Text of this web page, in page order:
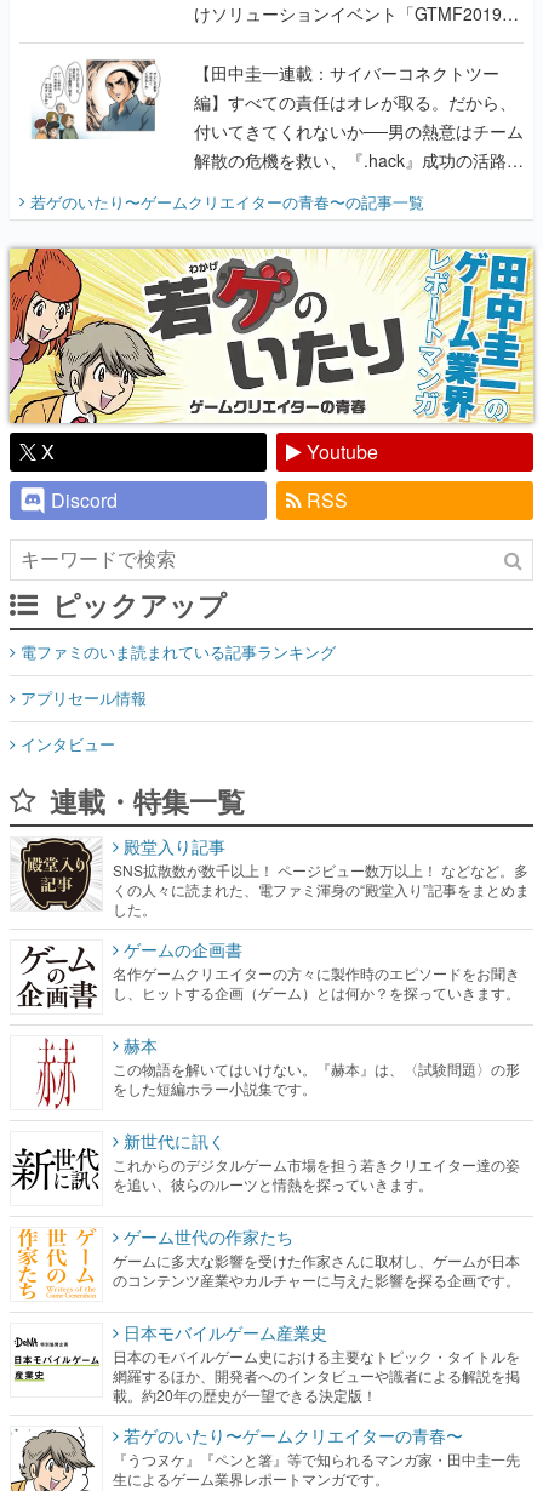
けソリューションイベント「GTMF2019」
に行って、より理解を深めよう【PR】
【田中圭一連載：サイバーコネクトツー
編】すべての責任はオレが取る。だから、
付いてきてくれないか──男の熱意はチーム
解散の危機を救い、『.hack』成功の活路を
開く。業界の快男児・松山 洋に流れる血は
『少年ジャンプ』色だった【若ゲのいた
り】
若ゲのいたり〜ゲームクリエイターの青春〜の記事一覧
X
Youtube
Discord
RSS
ピックアップ
電ファミのいま読まれている記事ランキング
アプリセール情報
インタビュー
連載・特集一覧
殿堂入り記事
SNS拡散数が数千以上！ ページビュー数万以上！ などなど。多
くの人々に読まれた、電ファミ渾身の“殿堂入り”記事をまとめま
した。
ゲームの企画書
名作ゲームクリエイターの方々に製作時のエピソードをお聞き
し、ヒットする企画（ゲーム）とは何か？を探っていきます。
赫本
この物語を解いてはいけない。『赫本』は、〈試験問題〉の形
をした短編ホラー小説集です。
新世代に訊く
これからのデジタルゲーム市場を担う若きクリエイター達の姿
を追い、彼らのルーツと情熱を探っていきます。
ゲーム世代の作家たち
ゲームに多大な影響を受けた作家さんに取材し、ゲームが日本
のコンテンツ産業やカルチャーに与えた影響を探る企画です。
日本モバイルゲーム産業史
日本のモバイルゲーム史における主要なトピック・タイトルを
網羅するほか、開発者へのインタビューや識者による解説を掲
載。約20年の歴史が一望できる決定版！
若ゲのいたり〜ゲームクリエイターの青春〜
『うつヌケ』『ペンと箸』等で知られるマンガ家・田中圭一先
生によるゲーム業界レポートマンガです。